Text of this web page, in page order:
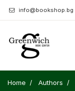
info@bookshop.bg
Home Authors